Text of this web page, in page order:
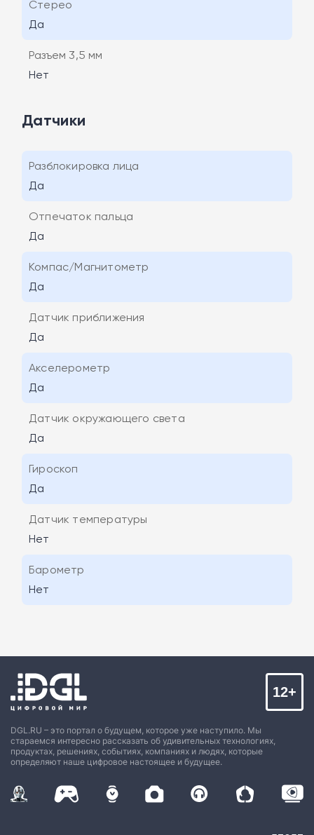
Стерео
Да
Разъем 3,5 мм
Нет
Датчики
Разблокировка лица
Да
Отпечаток пальца
Да
Компас/Магнитометр
Да
Датчик приближения
Да
Акселерометр
Да
Датчик окружающего света
Да
Гироскоп
Да
Датчик температуры
Нет
Барометр
Нет
DGL.RU – это портал о будущем, которое уже наступило. Мы
стараемся интересно рассказать об удивительных технологиях,
продуктах, решениях, событиях, компаниях и людях, которые
определяют наше цифровое настоящее и будущее.
12+